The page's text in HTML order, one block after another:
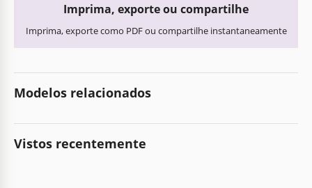
Imprima, exporte ou compartilhe
Imprima, exporte como PDF ou compartilhe instantaneamente
Modelos relacionados
Vistos recentemente